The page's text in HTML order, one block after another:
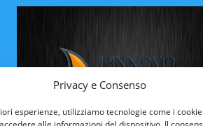
Privacy e Consenso
esperienze, utilizziamo tecnologie come i